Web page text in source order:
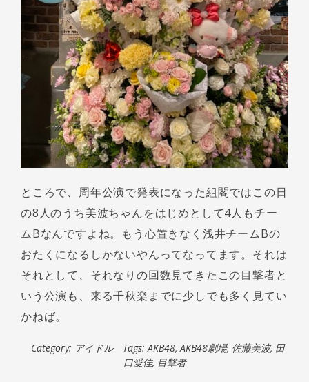
ところで、周年公演で発表になった組閣ではこの日
の8人のうち美波ちゃんをはじめとして4人もチー
ムBなんですよね。もう心置きなく浅井チームBの
おたくになるしかないやんってなってます。それは
それとして、それなりの回数見てきたこの目撃者と
いう公演も、来る千秋楽までに少しでも多く見てい
かねば。
Category: アイドル Tags:AKB48,AKB48劇場, 佐藤美波, 田
口愛佳, 目撃者